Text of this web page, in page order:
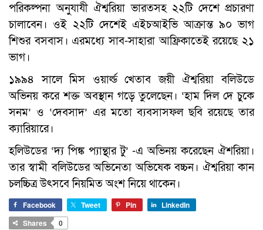
পরিকল্পনা অনুযাযী ঐশ্বরিয়া ভারতসহ ২২টি দেশে প্রচারণা
চালাবেন। ওই ২২টি দেশেই এইচআইভি আক্রান্ত ৯০ ভাগ
শিশুর বসবাস। এরমধ্যে সাব-সাহারা আফ্রিকাতেই রয়েছে ২১
ভাগ।
১৯৯৪ সালে মিস ওয়ার্ল্ড খেতাব জয়ী ঐশ্বরিয়া বলিউডে
অভিনয় করে শক্ত অবস্থান গড়ে তুলেছেন। ‘হাম দিল দে চুকে
সনম’ ও ‘দেবসাদ’ এর মতো ব্যবসাসফল ছবি রয়েছে তার
ক্যারিয়ারে।
হলিউডের ‘দ্য পিঙ্ক প্যান্থার টু’ -এ অভিনয় করেছেন ঐশরিয়া।
তার স্বামী বলিউডের অভিনেতা অভিষেক বচ্চন। ঐশ্বরিয়া কান
চলচ্চিত্র উৎসবে নিয়মিত অংশ নিয়ে থাকেন।
Facebook Tweet Pin
LinkedIn
Shares
0